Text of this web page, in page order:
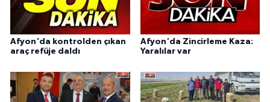
Afyon'da kontrolden çıkan
araç refüje daldı
Afyon'da Zincirleme Kaza:
Yaralılar var